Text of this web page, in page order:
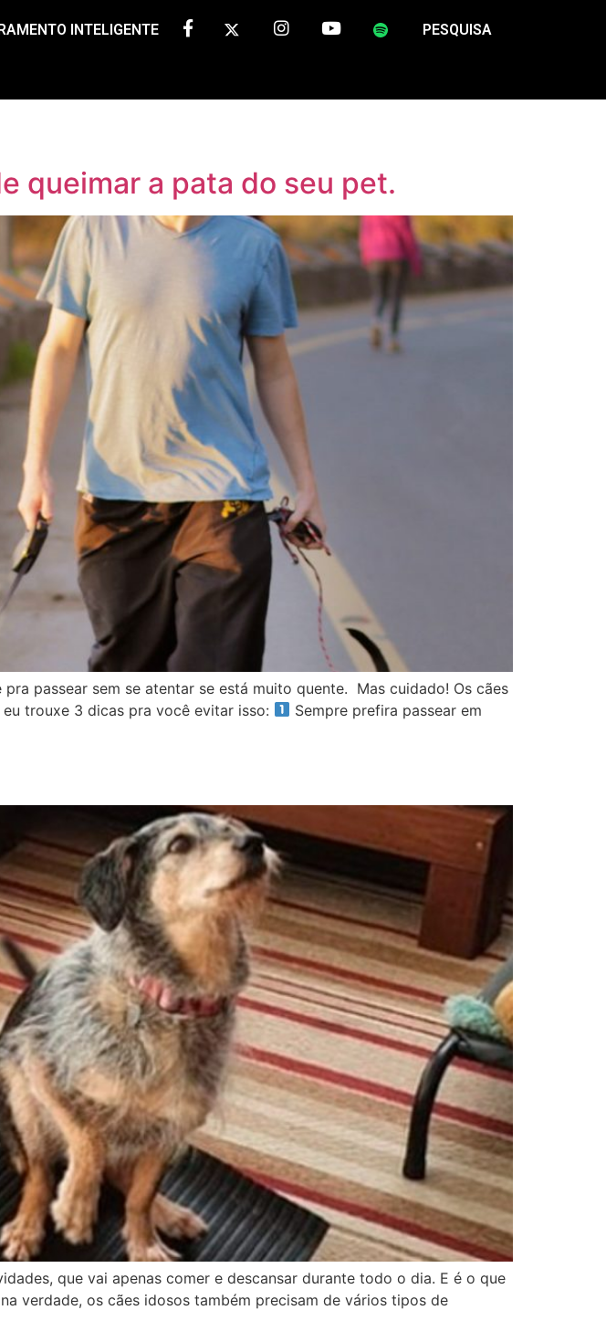
INTELIGENTE PESQUISA
queimar a pata do seu pet.
passear sem se atentar se está muito quente. Mas cuidado! Os cães
trouxe 3 dicas pra você evitar isso:
Sempre prefira passear em
que vai apenas comer e descansar durante todo o dia. E é o que
verdade, os cães idosos também precisam de vários tipos de